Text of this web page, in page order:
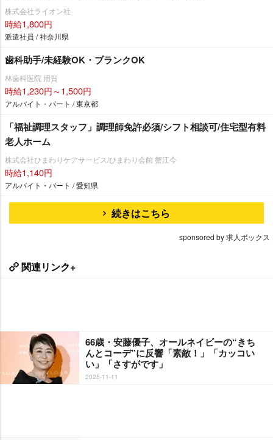
株式会社ライオン社
時給1,800円
派遣社員 / 神奈川県
歯科助手/未経験OK・ブランクOK
林歯科医院 用賀
時給1,230円～1,500円
アルバイト・パート / 東京都
「福祉調理スタッフ」調理師免許必須/シフト相談可/住宅型有料
老人ホーム
株式会社ひまわりケアサービス/ひまわり会館 蟹江今
時給1,140円
アルバイト・パート / 愛知県
続きはこちら
sponsored by 求人ボックス
関連リンク+
66歳・安藤優子、オールネイビーの“きち
んとコーデ”に反響「素敵！」「カッコい
い」「さすがです」
2025-11-11